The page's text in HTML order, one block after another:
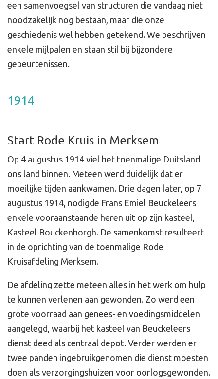
een samenvoegsel van structuren die vandaag niet
noodzakelijk nog bestaan, maar die onze
geschiedenis wel hebben getekend. We beschrijven
enkele mijlpalen en staan stil bij bijzondere
gebeurtenissen.
1914
Start Rode Kruis in Merksem
Op 4 augustus 1914 viel het toenmalige Duitsland
ons land binnen. Meteen werd duidelijk dat er
moeilijke tijden aankwamen. Drie dagen later, op 7
augustus 1914, nodigde Frans Emiel Beuckeleers
enkele vooraanstaande heren uit op zijn kasteel,
Kasteel Bouckenborgh. De samenkomst resulteert
in de oprichting van de toenmalige Rode
Kruisafdeling Merksem.
De afdeling zette meteen alles in het werk om hulp
te kunnen verlenen aan gewonden. Zo werd een
grote voorraad aan genees- en voedingsmiddelen
aangelegd, waarbij het kasteel van Beuckeleers
dienst deed als centraal depot. Verder werden er
twee panden ingebruikgenomen die dienst moesten
doen als verzorgingshuizen voor oorlogsgewonden.